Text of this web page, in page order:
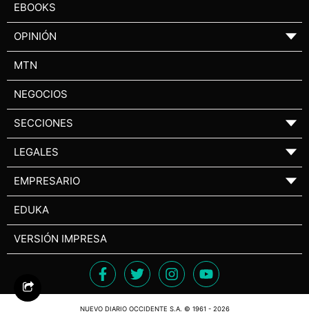
EBOOKS
OPINIÓN ▼
MTN
NEGOCIOS
SECCIONES ▼
LEGALES ▼
EMPRESARIO ▼
EDUKA
VERSIÓN IMPRESA
NUEVO DIARIO OCCIDENTE S.A. © 1961 - 2026